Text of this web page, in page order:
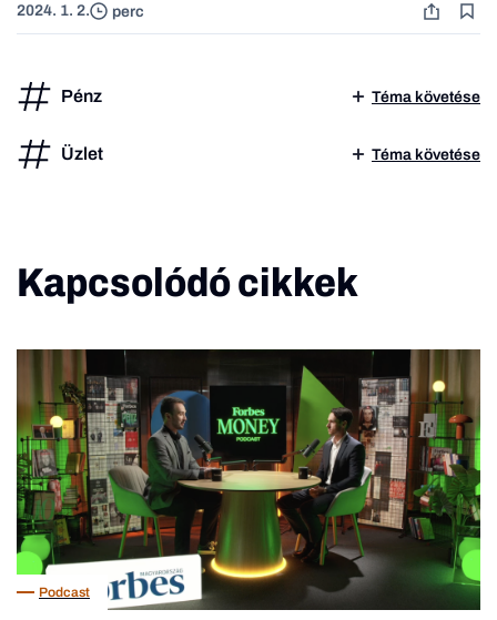
2024. 1. 2. perc
Pénz Téma követése
Üzlet Téma követése
Kapcsolódó cikkek
Podcast